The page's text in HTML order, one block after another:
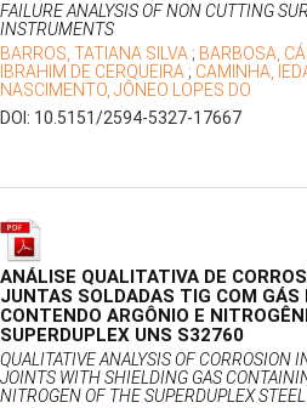
FAILURE ANALYSIS OF NON CUTTING
INSTRUMENTS
BARROS, TATIANA SILVA ; BARBOSA,
IBRAHIM DE CERQUEIRA ; CAMINHA,
NASCIMENTO, JÔNEO LOPES DO
DOI: 10.5151/2594-5327-17667
ANÁLISE QUALITATIVA DE
JUNTAS SOLDADAS TIG COM GÁS
CONTENDO ARGÔNIO E
SUPERDUPLEX UNS S32760
QUALITATIVE ANALYSIS OF CORROSION
JOINTS WITH SHIELDING GAS
NITROGEN OF THE SUPERDUPLEX